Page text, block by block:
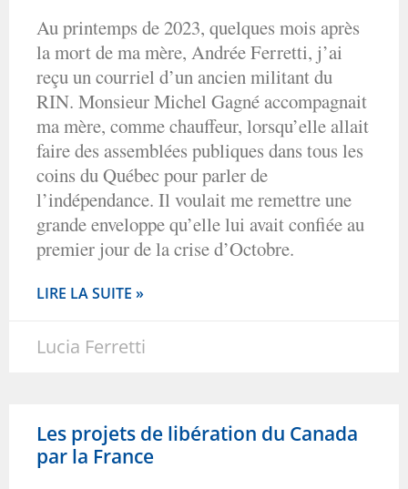
Au printemps de 2023, quelques mois après
la mort de ma mère, Andrée Ferretti, j’ai
reçu un courriel d’un ancien militant du
RIN. Monsieur Michel Gagné accompagnait
ma mère, comme chauffeur, lorsqu’elle allait
faire des assemblées publiques dans tous les
coins du Québec pour parler de
l’indépendance. Il voulait me remettre une
grande enveloppe qu’elle lui avait confiée au
premier jour de la crise d’Octobre.
LIRE LA SUITE »
Lucia Ferretti
Les projets de libération du Canada
par la France